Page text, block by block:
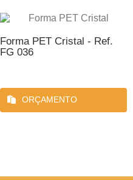
Forma PET Cristal - Ref.
FG 036
ORÇAMENTO